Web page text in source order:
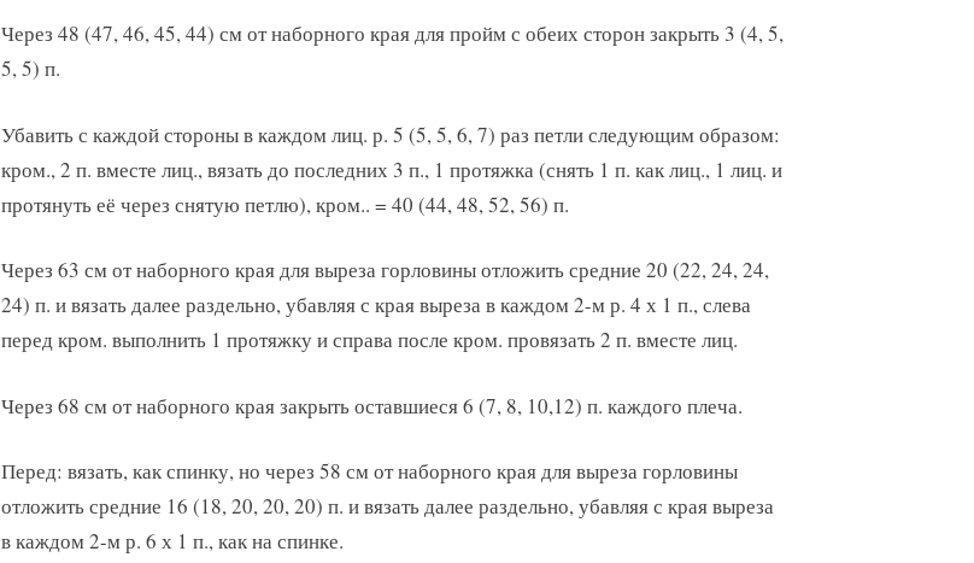
Через 48 (47, 46, 45, 44) см от наборного края для пройм с обеих сторон закрыть 3 (4, 5,
5, 5) п.
Убавить с каждой стороны в каждом лиц. р. 5 (5, 5, 6, 7) раз петли следующим образом:
кром., 2 п. вместе лиц., вязать до последних 3 п., 1 протяжка (снять 1 п. как лиц., 1 лиц. и
протянуть её через снятую петлю), кром.. = 40 (44, 48, 52, 56) п.
Через 63 см от наборного края для выреза горловины отложить средние 20 (22, 24, 24,
24) п. и вязать далее раздельно, убавляя с края выреза в каждом 2-м р. 4 х 1 п., слева
перед кром. выполнить 1 протяжку и справа после кром. провязать 2 п. вместе лиц.
Через 68 см от наборного края закрыть оставшиеся 6 (7, 8, 10,12) п. каждого плеча.
Перед: вязать, как спинку, но через 58 см от наборного края для выреза горловины
отложить средние 16 (18, 20, 20, 20) п. и вязать далее раздельно, убавляя с края выреза
в каждом 2-м р. 6 х 1 п., как на спинке.